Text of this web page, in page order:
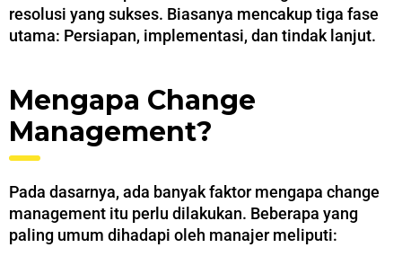
resolusi yang sukses. Biasanya mencakup tiga fase
utama: Persiapan, implementasi, dan tindak lanjut.
Mengapa Change
Management?
Pada dasarnya, ada banyak faktor mengapa change
management itu perlu dilakukan. Beberapa yang
paling umum dihadapi oleh manajer meliputi: